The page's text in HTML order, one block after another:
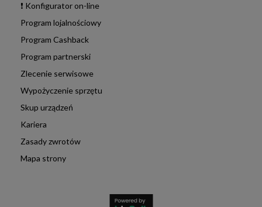
❗ Konfigurator on-line
Program lojalnościowy
Program Cashback
Program partnerski
Zlecenie serwisowe
Wypożyczenie sprzętu
Skup urządzeń
Kariera
Zasady zwrotów
Mapa strony